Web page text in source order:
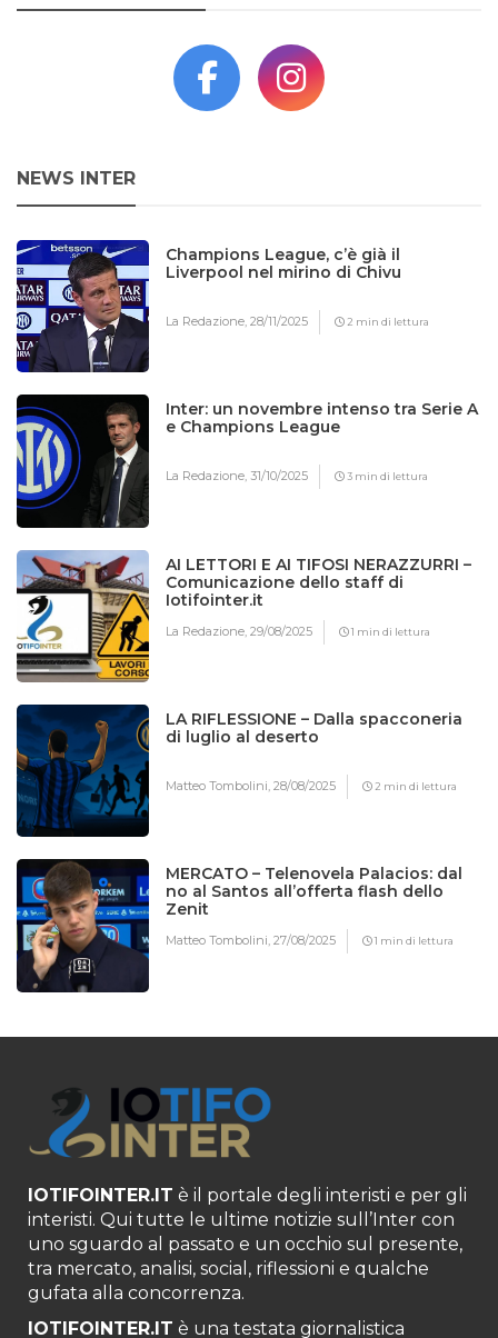
NEWS INTER
Champions League, c’è già il
Liverpool nel mirino di Chivu
La Redazione,28/11/2025 2 min di lettura
Inter: un novembre intenso tra Serie A
e Champions League
La Redazione,31/10/2025 3 min di lettura
AI LETTORI E AI TIFOSI NERAZZURRI –
Comunicazione dello staff di
Iotifointer.it
La Redazione,29/08/2025 1 min di lettura
LA RIFLESSIONE – Dalla spacconeria
di luglio al deserto
Matteo Tombolini,28/08/2025 2 min di lettura
MERCATO – Telenovela Palacios: dal
no al Santos all’offerta flash dello
Zenit
Matteo Tombolini,27/08/2025 1 min di lettura
IOTIFOINTER.IT è il portale degli interisti e per gli
interisti. Qui tutte le ultime notizie sull’Inter con
uno sguardo al passato e un occhio sul presente,
tra mercato, analisi, social, riflessioni e qualche
gufata alla concorrenza.
IOTIFOINTER.IT è una testata giornalistica